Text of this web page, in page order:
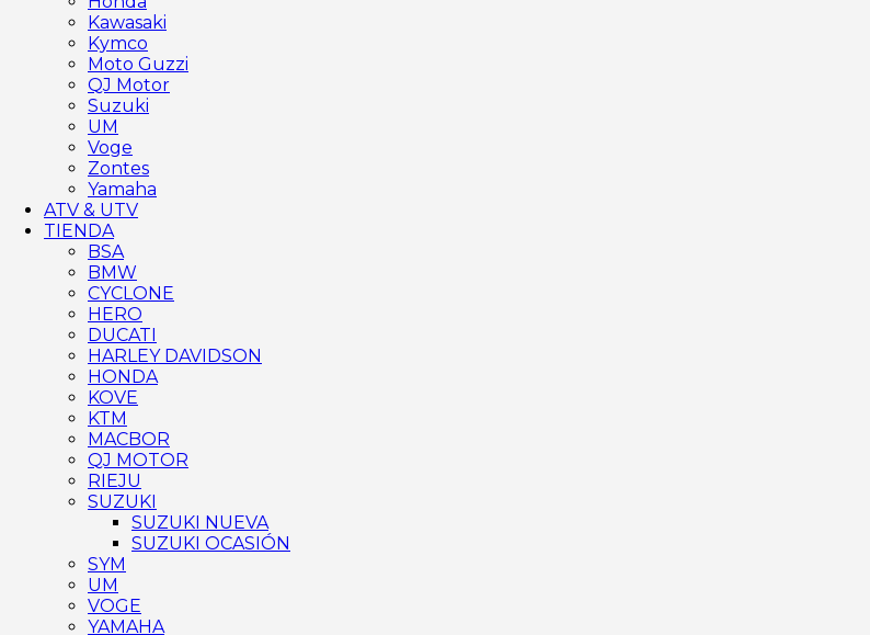
Kawasaki
Kymco
Moto Guzzi
QJ Motor
Suzuki
UM
Voge
Zontes
Yamaha
ATV & UTV
TIENDA
BSA
BMW
CYCLONE
HERO
DUCATI
HARLEY DAVIDSON
HONDA
KOVE
KTM
MACBOR
QJ MOTOR
RIEJU
SUZUKI
SUZUKI NUEVA
SUZUKI OCASIÓN
SYM
UM
VOGE
YAMAHA